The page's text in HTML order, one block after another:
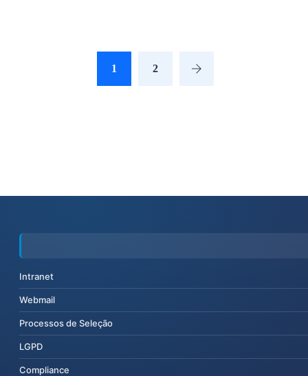
1 2
Intranet
Webmail
Processos de Seleção
LGPD
Compliance